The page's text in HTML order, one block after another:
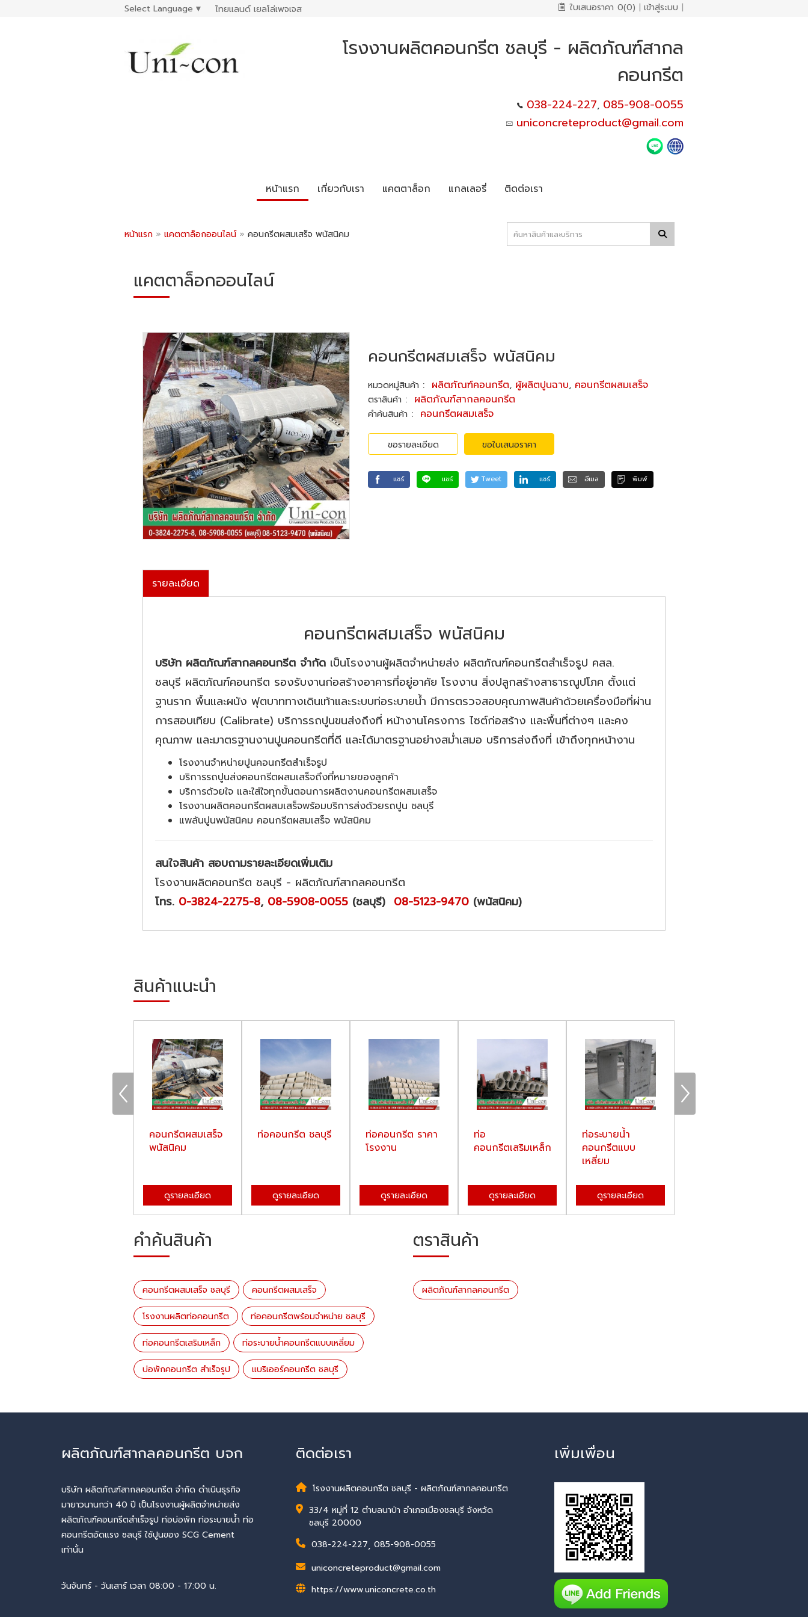
Select Language ▼ ไทยแลนด์ เยลโล่เพจเจส ใบเสนอราคา 0(0) | เข้าสู่ระบบ |
โรงงานผลิตคอนกรีต ชลบุรี - ผลิตภัณฑ์สากล
คอนกรีต
038-224-227, 085-908-0055
uniconcreteproduct@gmail.com
หน้าแรก เกี่ยวกับเรา แคตตาล็อก แกลเลอรี่ ติดต่อเรา
หน้าแรก » แคตตาล็อกออนไลน์ » คอนกรีตผสมเสร็จ พนัสนิคม
แคตตาล็อกออนไลน์
คอนกรีตผสมเสร็จ พนัสนิคม
หมวดหมู่สินค้า : ผลิตภัณฑ์คอนกรีต, ผู้ผลิตปูนฉาบ, คอนกรีตผสมเสร็จ
ตราสินค้า : ผลิตภัณฑ์สากลคอนกรีต
คำค้นสินค้า : คอนกรีตผสมเสร็จ
ขอรายละเอียด ขอใบเสนอราคา
แชร์ แชร์ Tweet แชร์ อีเมล พิมพ์
รายละเอียด
คอนกรีตผสมเสร็จ พนัสนิคม
บริษัท ผลิตภัณฑ์สากลคอนกรีต จำกัด เป็นโรงงานผู้ผลิตจำหน่ายส่ง ผลิตภัณฑ์คอนกรีตสำเร็จรูป คสล.
ชลบุรี ผลิตภัณฑ์คอนกรีต รองรับงานก่อสร้างอาคารที่อยู่อาศัย โรงงาน สิ่งปลูกสร้างสาธารณูปโภค ตั้งแต่
ฐานราก พื้นและผนัง ฟุตบาททางเดินเท้าและระบบท่อระบายน้ำ มีการตรวจสอบคุณภาพสินค้าด้วยเครื่องมือที่ผ่าน
การสอบเทียบ (Calibrate) บริการรถปูนขนส่งถึงที่ หน้างานโครงการ ไซต์ก่อสร้าง และพื้นที่ต่างๆ และคง
คุณภาพ และมาตรฐานงานปูนคอนกรีตที่ดี และได้มาตรฐานอย่างสม่ำเสมอ บริการส่งถึงที่ เข้าถึงทุกหน้างาน
โรงงานจำหน่ายปูนคอนกรีตสำเร็จรูป
บริการรถปูนส่งคอนกรีตผสมเสร็จถึงที่หมายของลูกค้า
บริการด้วยใจ และใส่ใจทุกขั้นตอนการผลิตงานคอนกรีตผสมเสร็จ
โรงงานผลิตคอนกรีตผสมเสร็จพร้อมบริการส่งด้วยรถปูน ชลบุรี
แพล้นปูนพนัสนิคม คอนกรีตผสมเสร็จ พนัสนิคม
สนใจสินค้า สอบถามรายละเอียดเพิ่มเติม
โรงงานผลิตคอนกรีต ชลบุรี - ผลิตภัณฑ์สากลคอนกรีต
โทร. 0-3824-2275-8, 08-5908-0055 (ชลบุรี) 08-5123-9470 (พนัสนิคม)
สินค้าแนะนำ
คอนกรีตผสมเสร็จ
พนัสนิคม
ดูรายละเอียด
ท่อคอนกรีต ชลบุรี
ดูรายละเอียด
ท่อคอนกรีต ราคา
โรงงาน
ดูรายละเอียด
ท่อ
คอนกรีตเสริมเหล็ก
ดูรายละเอียด
ท่อระบายน้ำ
คอนกรีตแบบ
เหลี่ยม
ดูรายละเอียด
คำค้นสินค้า
คอนกรีตผสมเสร็จ ชลบุรี คอนกรีตผสมเสร็จ
โรงงานผลิตท่อคอนกรีต ท่อคอนกรีตพร้อมจำหน่าย ชลบุรี
ท่อคอนกรีตเสริมเหล็ก ท่อระบายน้ำคอนกรีตแบบเหลี่ยม
บ่อพักคอนกรีต สำเร็จรูป แบริเออร์คอนกรีต ชลบุรี
ตราสินค้า
ผลิตภัณฑ์สากลคอนกรีต
ผลิตภัณฑ์สากลคอนกรีต บจก
บริษัท ผลิตภัณฑ์สากลคอนกรีต จำกัด ดำเนินธุรกิจ
มายาวนานกว่า 40 ปี เป็นโรงงานผู้ผลิตจำหน่ายส่ง
ผลิตภัณฑ์คอนกรีตสำเร็จรูป ท่อบ่อพัก ท่อระบายน้ำ ท่อ
คอนกรีตอัดแรง ชลบุรี ใช้ปูนของ SCG Cement
เท่านั้น
วันจันทร์ - วันเสาร์ เวลา 08:00 - 17:00 น.
ติดต่อเรา
โรงงานผลิตคอนกรีต ชลบุรี - ผลิตภัณฑ์สากลคอนกรีต
33/4 หมู่ที่ 12 ตำบลนาป่า อำเภอเมืองชลบุรี จังหวัด
ชลบุรี 20000
038-224-227, 085-908-0055
uniconcreteproduct@gmail.com
https://www.uniconcrete.co.th
เพิ่มเพื่อน